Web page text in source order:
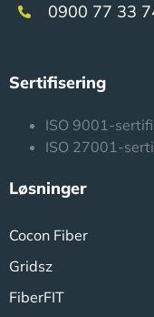
0900 77 33
Sertifisering
ISO 9001-
ISO 27001-
Løsninger
Cocon Fiber
Gridsz
FiberFIT